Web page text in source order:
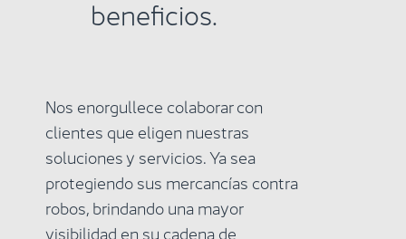
beneficios.
Nos enorgullece colaborar con
clientes que eligen nuestras
soluciones y servicios. Ya sea
protegiendo sus mercancías contra
robos, brindando una mayor
visibilidad en su cadena de